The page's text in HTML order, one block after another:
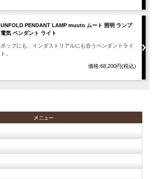
UNFOLD PENDANT LAMP muuto ムート 照明 ランプ
電気 ペンダント ライト
ポップにも、インダストリアルにも合うペンダントライ
ト。
価格:68,200円(税込)